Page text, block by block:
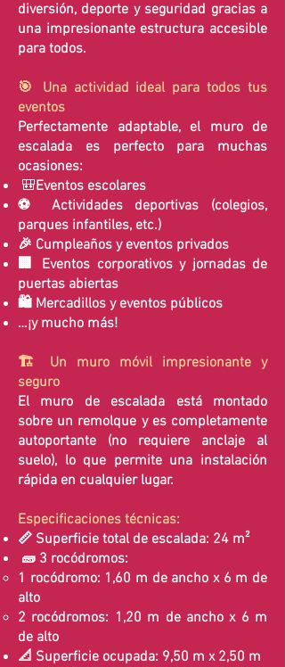
diversión, deporte y seguridad gracias a
una impresionante estructura accesible
para todos.
🎯 Una actividad ideal para todos tus
eventos
Perfectamente adaptable, el muro de
escalada es perfecto para muchas
ocasiones:
🎒Eventos escolares
⚽ Actividades deportivas (colegios,
parques infantiles, etc.)
🎉 Cumpleaños y eventos privados
🏢 Eventos corporativos y jornadas de
puertas abiertas
🛍️ Mercadillos y eventos públicos
…¡y mucho más!
🏗️ ​​Un muro móvil impresionante y
seguro
El muro de escalada está montado
sobre un remolque y es completamente
autoportante (no requiere anclaje al
suelo), lo que permite una instalación
rápida en cualquier lugar.
Especificaciones técnicas:
📏 Superficie total de escalada: 24 m²
🧱 3 rocódromos:
1 rocódromo: 1,60 m de ancho x 6 m de
alto
2 rocódromos: 1,20 m de ancho x 6 m
de alto
📐 Superficie ocupada: 9,50 m x 2,50 m